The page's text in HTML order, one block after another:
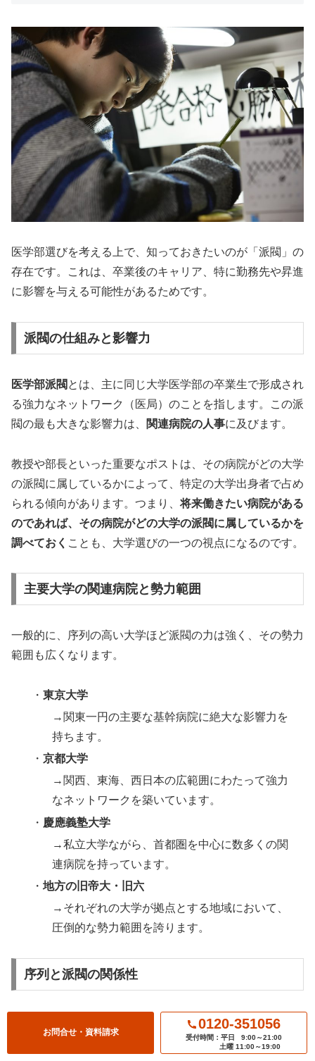
医学部選びを考える上で、知っておきたいのが「派閥」の
存在です。これは、卒業後のキャリア、特に勤務先や昇進
に影響を与える可能性があるためです。
派閥の仕組みと影響力
医学部派閥 とは、主に同じ大学医学部の卒業生で形成され
る強力なネットワーク（医局）のことを指します。この派
閥の最も大きな影響力は、
関連病院の人事に及びます。
教授や部長といった重要なポストは、その病院がどの大学
の派閥に属しているかによって、特定の大学出身者で占め
られる傾向があります。つまり、将来働きたい病院がある
のであれば、その病院がどの大学の派閥に属しているかを
調べておく ことも、大学選びの一つの視点になるのです。
主要大学の関連病院と勢力範囲
一般的に、序列の高い大学ほど派閥の力は強く、その勢力
範囲も広くなります。
・東京大学
→関東一円の主要な基幹病院に絶大な影響力を
持ちます。
・京都大学
→関西、東海、西日本の広範囲にわたって強力
なネットワークを築いています。
・ 慶應義塾大学
→私立大学ながら、首都圏を中心に数多くの関
連病院を持っています。
・地方の旧帝大・旧六
→それぞれの大学が拠点とする地域において、
圧倒的な勢力範囲を誇ります。
序列と派閥の関係性
大学の序列と派閥の強さは、ほぼ比例すると考えてよいで
しょう。歴史と伝統のある旧帝大や旧六、私立御三家は、
お問合せ・資料請求
0120-351056
受付時間：平日
9:00～21:00
土曜 11:00～19:00